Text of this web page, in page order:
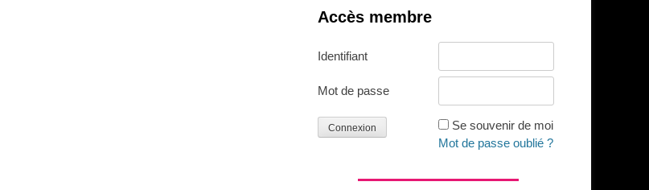
Accès membre
Identifiant
Mot de passe
Se souvenir de moi
Mot de passe oublié ?